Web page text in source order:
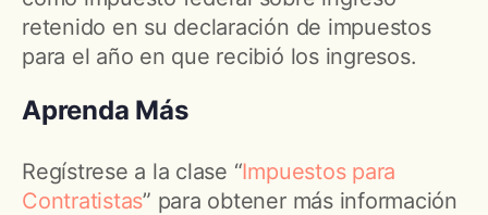
retenido en su declaración de impuestos
para el año en que recibió los ingresos.
Aprenda Más
Regístrese a la clase “Impuestos para
Contratistas” para obtener más información